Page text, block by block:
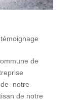
témoignage
de
de notre
de notre